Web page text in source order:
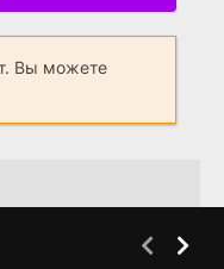
Вы можете